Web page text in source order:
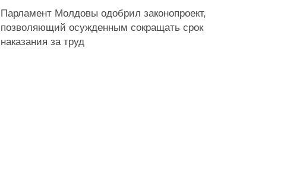
Парламент Молдовы одобрил законопроект,
позволяющий осужденным сокращать срок
наказания за труд